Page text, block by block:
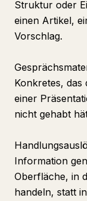
Struktur oder
einen Artikel,
Vorschlag.
Konkretes, das
einer
nicht gehabt
Information
Oberfläche, in
handeln, statt